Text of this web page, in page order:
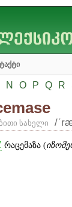
N O P Q R
სახელი /
რაცემაზა (